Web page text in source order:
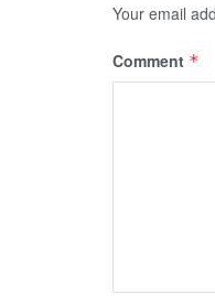
Your email
Comment *